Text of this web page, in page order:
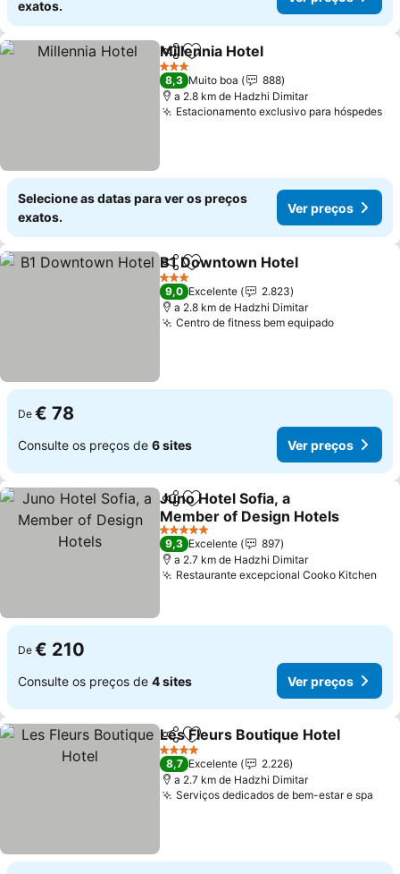
exatos.
PartilharAdicionar aos favoritos
Millennia Hotel
3 Estrelas
8,3 Muito boa
888
a 2.8 km de Hadzhi Dimitar
Estacionamento exclusivo para hóspedes
Selecione as datas para ver os preços
exatos.
Ver preços
PartilharAdicionar aos favoritos
B1 Downtown Hotel
3 Estrelas
9,0 Excelente
2.823
a 2.8 km de Hadzhi Dimitar
Centro de fitness bem equipado
De € 78
Consulte os preços de 6 sites Ver preços
PartilharAdicionar aos favoritos
Juno Hotel Sofia, a
Member of Design Hotels
5 Estrelas
9,3 Excelente
897
a 2.7 km de Hadzhi Dimitar
Restaurante excepcional Cooko Kitchen
De € 210
Consulte os preços de 4 sites Ver preços
PartilharAdicionar aos favoritos
Les Fleurs Boutique Hotel
4 Estrelas
8,7 Excelente
2.226
a 2.7 km de Hadzhi Dimitar
Serviços dedicados de bem-estar e spa